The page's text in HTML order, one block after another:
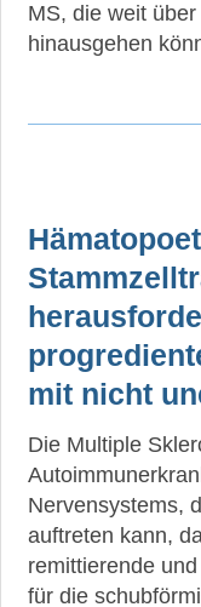
MS, die weit
hinausgehen
mit nicht
Die Multiple
Nervensystems,
auftreten kann,
remittierende
für die